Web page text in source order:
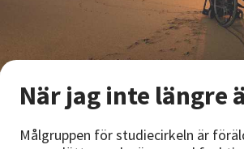
Nyheter
Avdelningar
När jag inte längre
Målgruppen för studiecirkeln är